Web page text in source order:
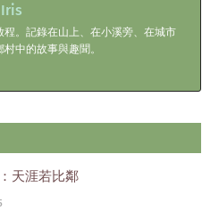
Iris
程。記錄在山上、在小溪旁、在城市
中的故事與趣聞。
天涯若比鄰